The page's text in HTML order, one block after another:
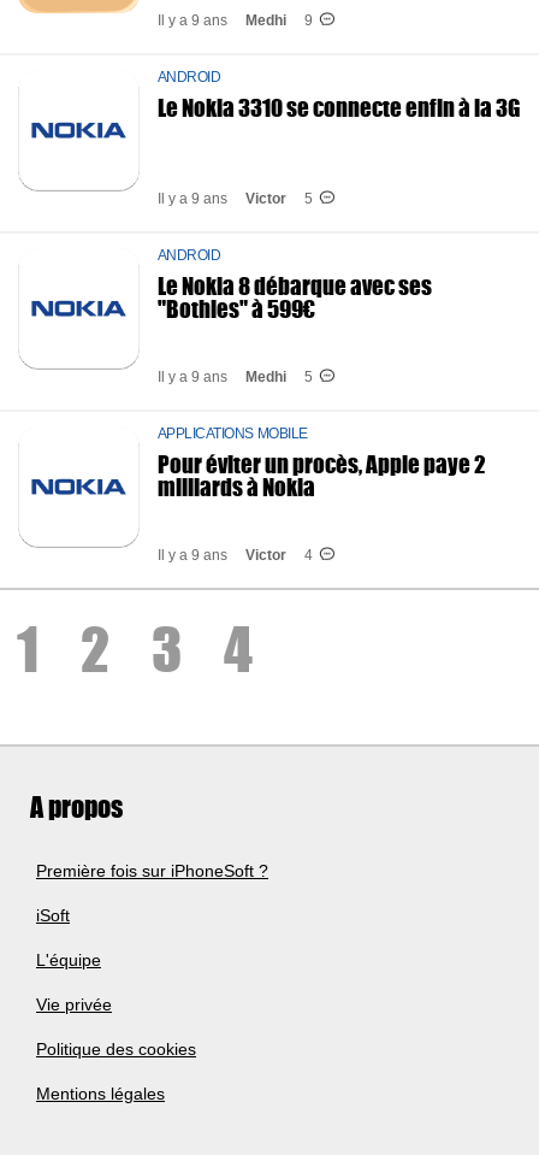
Il y a 9 ans Medhi 9
ANDROID
Le Nokia 3310 se connecte enfin à la 3G
Il y a 9 ans Victor 5
ANDROID
Le Nokia 8 débarque avec ses
"Bothies" à 599€
Il y a 9 ans Medhi 5
APPLICATIONS MOBILE
Pour éviter un procès, Apple paye 2
milliards à Nokia
Il y a 9 ans Victor 4
1 2 3 4
A propos
Première fois sur iPhoneSoft ?
iSoft
L'équipe
Vie privée
Politique des cookies
Mentions légales